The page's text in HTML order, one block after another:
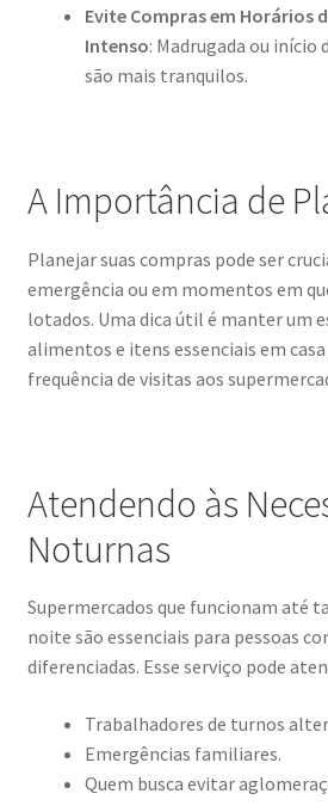
Evite Compras em Horários
Intenso: Madrugada ou
são mais tranquilos.
A Importância de
Planejar suas compras pode ser
emergência ou em momentos em
lotados. Uma dica útil é manter um
alimentos e itens essenciais em
frequência de visitas aos
Atendendo às
Noturnas
Supermercados que funcionam até
noite são essenciais para pessoas
diferenciadas. Esse serviço pode
Trabalhadores de turnos
Emergências familiares.
Quem busca evitar